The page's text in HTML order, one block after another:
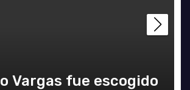
Vargas fue escogido